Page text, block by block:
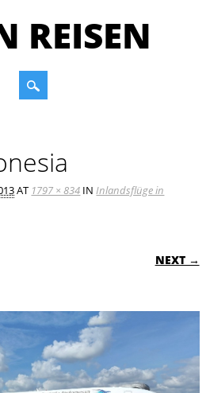
REISEN
AT 1797 × 834 INInlandsflüge in
NEXT →